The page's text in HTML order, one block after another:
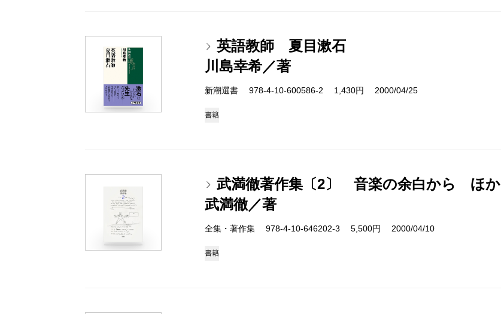
英語教師 夏目漱石
川島幸希／著
新潮選書 978-4-10-600586-2 1,430円 2000/04/25
書籍
武満徹著作集〔2〕 音楽の余白から ほか
武満徹／著
全集・著作集 978-4-10-646202-3 5,500円 2000/04/10
書籍